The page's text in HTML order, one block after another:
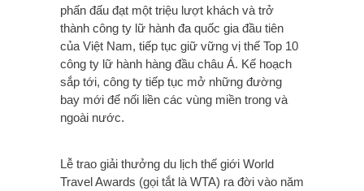
phấn đấu đạt một triệu lượt khách và trở
thành công ty lữ hành đa quốc gia đầu tiên
của Việt Nam, tiếp tục giữ vững vị thế Top 10
công ty lữ hành hàng đầu châu Á. Kế hoạch
sắp tới, công ty tiếp tục mở những đường
bay mới để nối liền các vùng miền trong và
ngoài nước.
Lễ trao giải thưởng du lịch thế giới World
Travel Awards (gọi tắt là WTA) ra đời vào năm